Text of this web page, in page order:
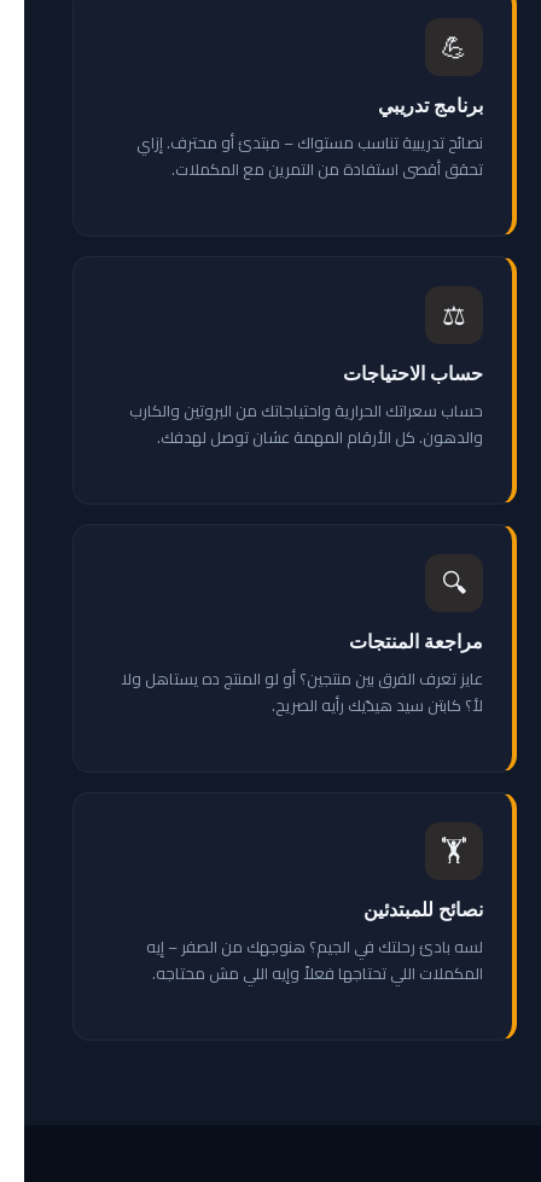
💪
برنامج تدريبي
نصائح تدريبية تناسب مستواك – مبتدئ أو محترف. إزاي
تحقق أقصى استفادة من التمرين مع المكملات.
⚖️
حساب الاحتياجات
حساب سعراتك الحرارية واحتياجاتك من البروتين والكارب
والدهون. كل الأرقام المهمة عشان توصل لهدفك.
🔍
مراجعة المنتجات
عايز تعرف الفرق بين منتجين؟ أو لو المنتج ده يستاهل ولا
لأ؟ كابتن سيد هيدّيك رأيه الصريح.
🏋️
نصائح للمبتدئين
لسه بادئ رحلتك في الجيم؟ هنوجهك من الصفر – إيه
المكملات اللي تحتاجها فعلاً وإيه اللي مش محتاجه.